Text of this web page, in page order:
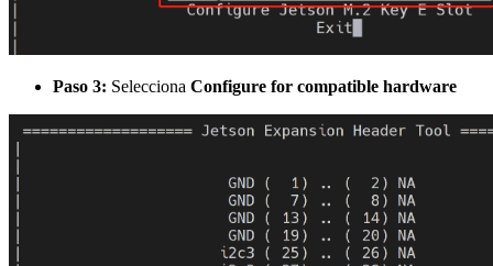
Paso 3: Selecciona Configure for compatible hardware